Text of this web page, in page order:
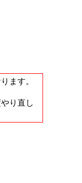
ます。
り直し